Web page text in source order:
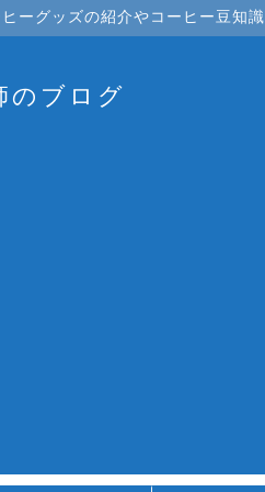
ーグッズの紹介やコーヒー豆知識
のブログ